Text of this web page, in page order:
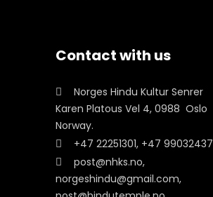
Contact with us
Norges Hindu Kultur Senrer
Karen Platous Vel 4, 0988 Oslo
Norway.
+47 22251301, +47 99032437
post@nhks.no,
norgeshindu@gmail.com,